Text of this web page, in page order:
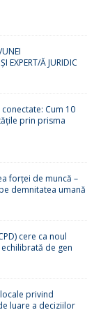
UNEI
EXPERT/Ă JURIDIC
Cum 10
prin prisma
forței de muncă –
demnitatea umană
cere ca noul
de gen
privind
luare a deciziilor